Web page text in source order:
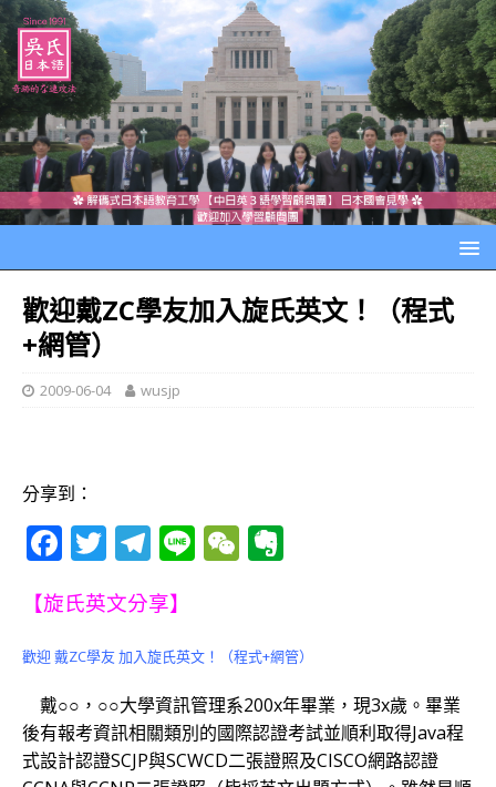
歡迎戴ZC學友加入旋氏英文！（程式
+網管）
2009-06-04 wusjp
分享到：
F
c
e
o
o
T
it
te
T
e
g
ra
m
Li W
h r
n
o
te
【旋氏英文分享】
歡迎 戴ZC學友 加入旋氏英文！（程式+網管）
戴○○，○○大學資訊管理系200x年畢業，現3x歲。畢業
後有報考資訊相關類別的國際認證考試並順利取得Java程
式設計認證SCJP與SCWCD二張證照及CISCO網路認證